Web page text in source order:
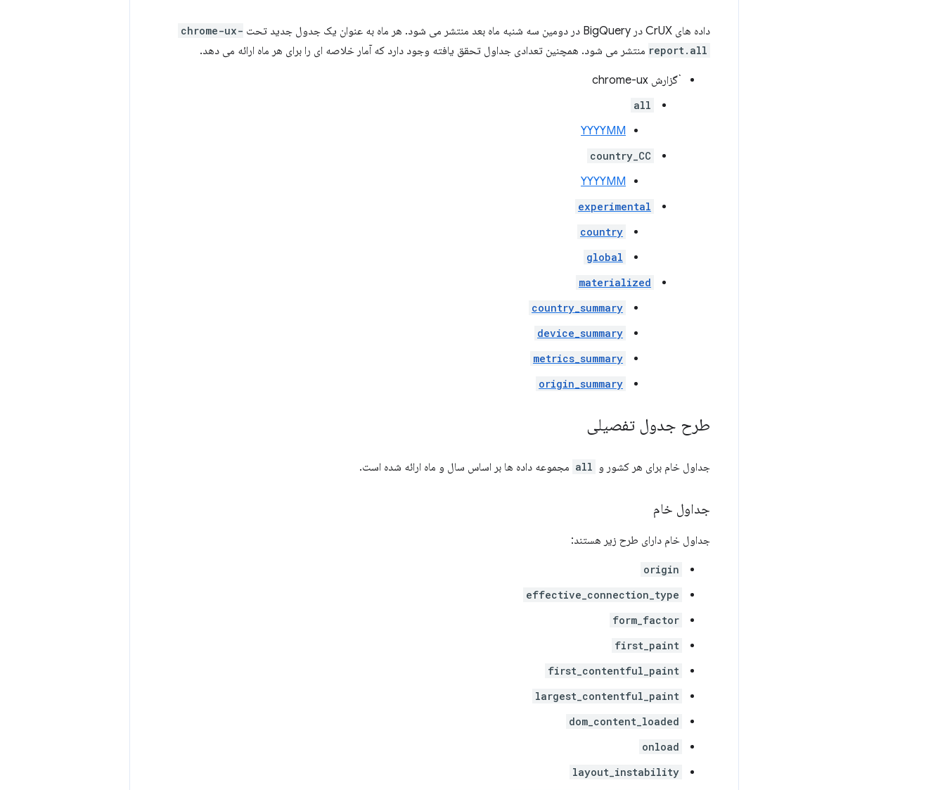
داده های CrUX در BigQuery در دومین سه شنبه ماه بعد منتشر می شود. هر ماه به عنوان یک جدول جدید تحت
chrome-ux-
report.all منتشر می شود. همچنین تعدادی جداول تحقق یافته وجود دارد که آمار خلاصه ای را برای هر ماه ارائه می دهد.
`گزارش chrome-ux
all
YYYYMM
country_CC
YYYYMM
experimental
country
global
materialized
country_summary
device_summary
metrics_summary
origin_summary
طرح جدول تفصیلی
جداول خام برای هر کشور و all مجموعه داده ها بر اساس سال و ماه ارائه شده است.
جداول خام
جداول خام دارای طرح زیر هستند:
origin
effective_connection_type
form_factor
first_paint
first_contentful_paint
largest_contentful_paint
dom_content_loaded
onload
layout_instability